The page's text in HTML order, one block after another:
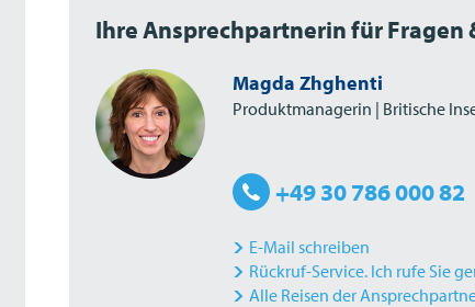
Ihre Ansprechpartnerin für Fragen
Magda Zhghenti
Produktmanagerin | Britische
+49 30 786 000 82
E-Mail schreiben
Rückruf-Service. Ich rufe Sie
Alle Reisen der